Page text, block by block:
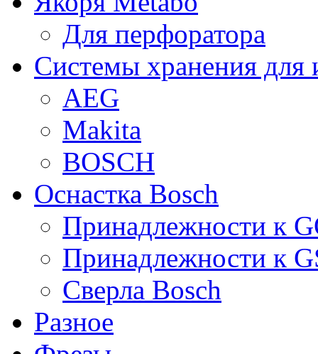
Для перфоратора
Системы хранения для
AEG
Makita
BOSCH
Оснастка Bosch
Принадлежности к
Принадлежности к
Сверла Bosch
Разное